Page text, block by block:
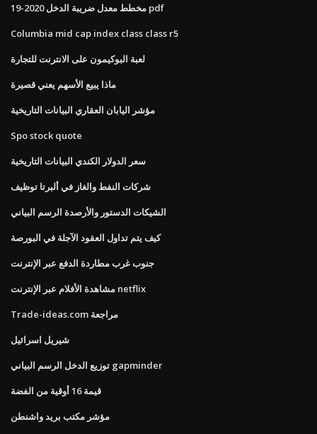
مخطط معدل ضريبة الدخل 2020-19 pdf
Columbia mid cap index class class r5
لعبة البوكيمون على الانترنت للتجارة
ماذا يبيع الأسهم يعني قصيرة
مؤشر اليابان العقاري البيانات التاريخية
Spo stock quote
سعر الدولار الكندي البيانات التاريخية
شركات النفط والغاز في ألبرتا توظيف
الشيكات الدستور والأرصدة الرسم البياني
كيف يتم تداول العقود الآجلة في البورصة
جنوب غرب مطاردة الدفع عبر الإنترنت
مشاهدة الأفلام عبر الإنترنت netflix
Trade-ideas.com مراجعة
شيريل اسرائيل
توزيع الدخل الرسم البياني gapminder
قيمة 16 أوقية من الفضة
مؤشر مكتب بريد واشنطن